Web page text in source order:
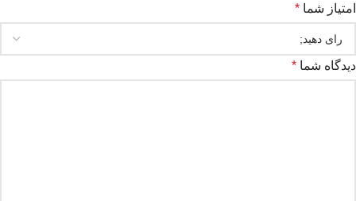
امتیاز شما *
دیدگاه شما *